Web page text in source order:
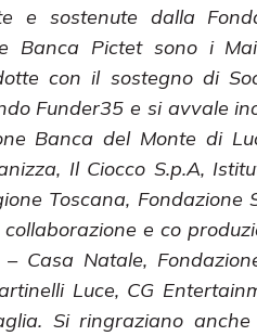
e sostenute dalla
Banca Pictet sono i
con il sostegno di
Funder35 e si avvale
Banca del Monte di
Il Ciocco S.p.A,
Toscana, Fondazione
e co
Casa Natale,
Luce, CG
Si ringraziano